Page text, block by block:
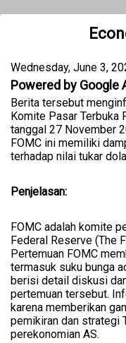
Wednesday, June 3,
Powered by Google
Berita tersebut
Komite Pasar Terbuka
tanggal 27 November
FOMC ini memiliki
terhadap nilai tukar
Penjelasan:
FOMC adalah komite
Federal Reserve (The
Pertemuan FOMC
termasuk suku bunga
berisi detail diskusi
pertemuan tersebut.
karena memberikan
pemikiran dan strategi
perekonomian AS.